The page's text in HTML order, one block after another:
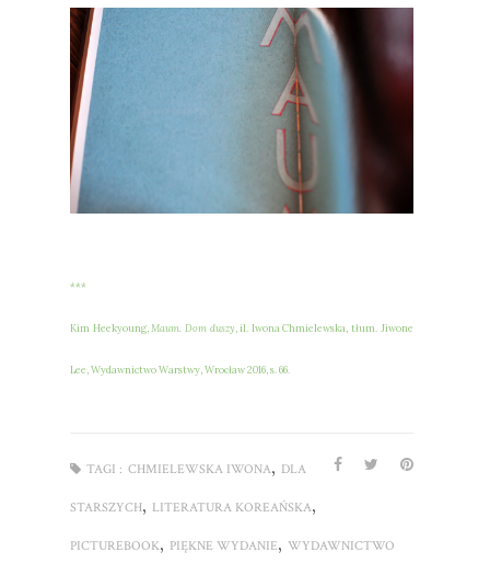
***
Kim Heekyoung,Maum. Dom duszy, il. Iwona Chmielewska, tłum. Jiwone
Lee, Wydawnictwo Warstwy, Wrocław 2016, s. 66.
TAGI : CHMIELEWSKA IWONA, DLA
STARSZYCH, LITERATURA KOREAŃSKA,
PICTUREBOOK, PIĘKNE WYDANIE, WYDAWNICTWO